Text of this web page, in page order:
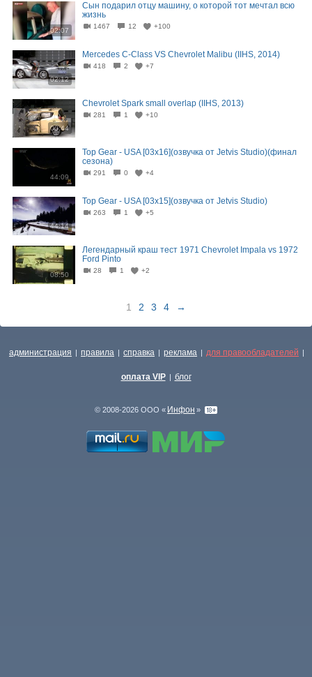
02:07
Сын подарил отцу машину, о которой тот мечтал всю
жизнь
1467 12 +100
02:12
Mercedes C-Class VS Chevrolet Malibu (IIHS, 2014)
418 2 +7
00:44
Chevrolet Spark small overlap (IIHS, 2013)
281 1 +10
44:09
Top Gear - USA [03x16](озвучка от Jetvis Studio)(финал
сезона)
291 0 +4
44:14
Top Gear - USA [03x15](озвучка от Jetvis Studio)
263 1 +5
08:50
Легендарный краш тест 1971 Chevrolet Impala vs 1972
Ford Pinto
28 1 +2
1 2 3 4 →
администрация | правила | справка | реклама | для правообладателей |
оплата VIP | блог
© 2008-2026 ООО « Инфон »